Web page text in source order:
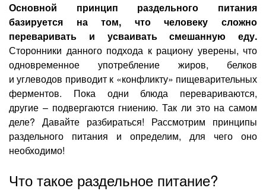
УЗИ
Удаление родинок и папиллом
Приём врача-стоматолога
Лазерная коррекция зрения
Основной принцип раздельного питания
базируется на том, что человеку сложно
переваривать и усваивать смешанную еду.
Сторонники данного подхода к рациону уверены, что
одновременное употребление жиров, белков
и углеводов приводит к «конфликту» пищеварительных
ферментов. Пока одни блюда перевариваются,
другие – подвергаются гниению. Так ли это на самом
деле? Давайте разбираться! Рассмотрим принципы
раздельного питания и определим, для чего оно
необходимо!
Что такое раздельное питание?